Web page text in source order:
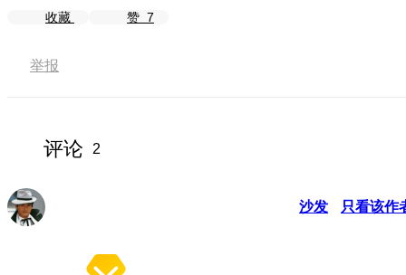
收藏 赞 7
举报
评论 2
沙发 只看该作